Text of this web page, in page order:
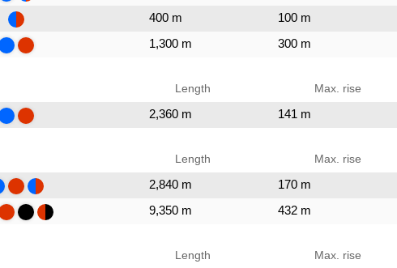
400 m 100 m
1,300 m 300 m
Length Max. rise
2,360 m 141 m
Length Max. rise
2,840 m 170 m
9,350 m 432 m
Length Max. rise